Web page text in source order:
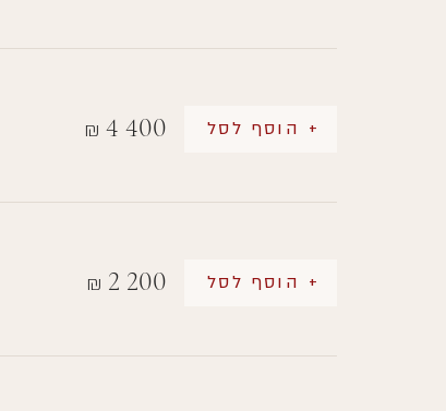
₪ 4 400 + הוסף לסל
₪ 2 200 + הוסף לסל